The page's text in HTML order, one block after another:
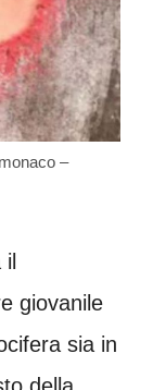
–
giovanile
sia in